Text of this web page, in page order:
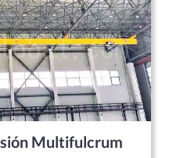
Multifulcrum